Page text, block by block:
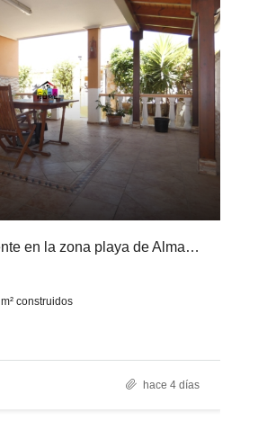
Casa Independiente en la zona playa de Almazora
m² construidos
hace 4 días